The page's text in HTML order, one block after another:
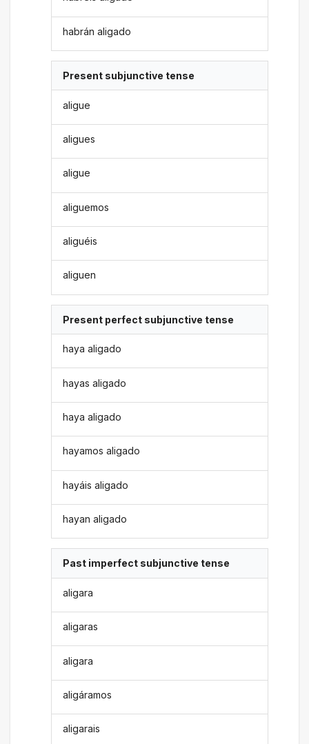
habrán aligado
Present subjunctive tense
aligue
aligues
aligue
aliguemos
aliguéis
aliguen
Present perfect subjunctive tense
haya aligado
hayas aligado
haya aligado
hayamos aligado
hayáis aligado
hayan aligado
Past imperfect subjunctive tense
aligara
aligaras
aligara
aligáramos
aligarais